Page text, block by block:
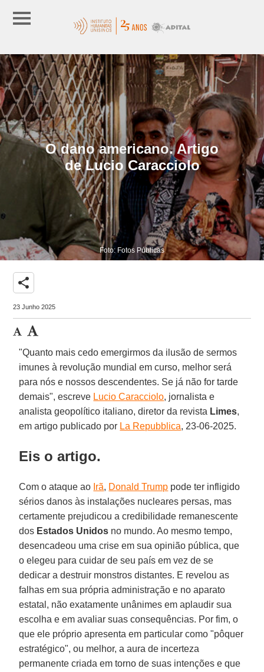
O dano americano. Artigo
de Lucio Caracciolo
Foto: Fotos Públicas
share
23 Junho 2025
"Quanto mais cedo emergirmos da ilusão de sermos
imunes à revolução mundial em curso, melhor será
para nós e nossos descendentes. Se já não for tarde
demais", escreve Lucio Caracciolo, jornalista e
analista geopolítico italiano, diretor da revista Limes,
em artigo publicado por La Repubblica, 23-06-2025.
Eis o artigo.
Com o ataque ao Irã, Donald Trump pode ter infligido
sérios danos às instalações nucleares persas, mas
certamente prejudicou a credibilidade remanescente
dos Estados Unidos no mundo. Ao mesmo tempo,
desencadeou uma crise em sua opinião pública, que
o elegeu para cuidar de seu país em vez de se
dedicar a destruir monstros distantes. E revelou as
falhas em sua própria administração e no aparato
estatal, não exatamente unânimes em aplaudir sua
escolha e em avaliar suas consequências. Por fim, o
que ele próprio apresenta em particular como "pôquer
estratégico", ou melhor, a aura de incerteza
permanente criada em torno de suas intenções e que